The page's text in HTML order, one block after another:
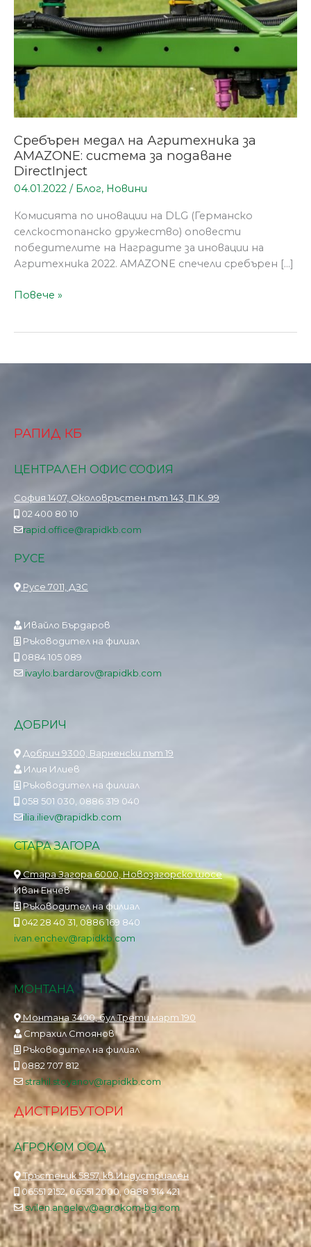
Сребърен медал на Агритехника за
AMAZONE: система за подаване
DirectInject
04.01.2022 / Блог, Новини
Комисията по иновации на DLG (Германско
селскостопанско дружество) оповести
победителите на Наградите за иновации на
Агритехника 2022. AMAZONE спечели сребърен […]
за
подаване
DirectInject
Повече »
РАПИД КБ
ЦЕНТРАЛЕН ОФИС СОФИЯ
София 1407, Околовръстен път 143, П.К. 99
02 400 80 10
rapid.office@rapidkb.com
РУСЕ
Русе 7011, ДЗС
Ивайло Бърдаров
Ръководител на филиал
0884 105 089
ivaylo.bardarov@rapidkb.com
ДОБРИЧ
Добрич 9300, Варненски път 19
Илия Илиев
Ръководител на филиал
058 501 030, 0886 319 040
ilia.iliev@rapidkb.com
СТАРА ЗАГОРА
Стара Загора 6000, Новозагорско шосе
Иван Енчев
Ръководител на филиал
042 28 40 31, 0886 169 840
ivan.enchev@rapidkb.com
МОНТАНА
Монтана 3400, бул.Трети март 190
Страхил Стоянов
Ръководител на филиал
0882 707 812
strahil.stoyanov@rapidkb.com
ДИСТРИБУТОРИ
АГРОКОМ ООД
Тръстеник 5857, кв.Индустриален
06551 2152, 06551 2000, 0888 314 421
svilen.angelov@agrokom-bg.com